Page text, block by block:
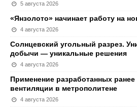
5 августа 2026
«Янзолото» начинает работу на
4 августа 2026
Солнцевский угольный разрез.
добычи — уникальные решения
4 августа 2026
Применение разработанных
вентиляции в метрополитене
4 августа 2026